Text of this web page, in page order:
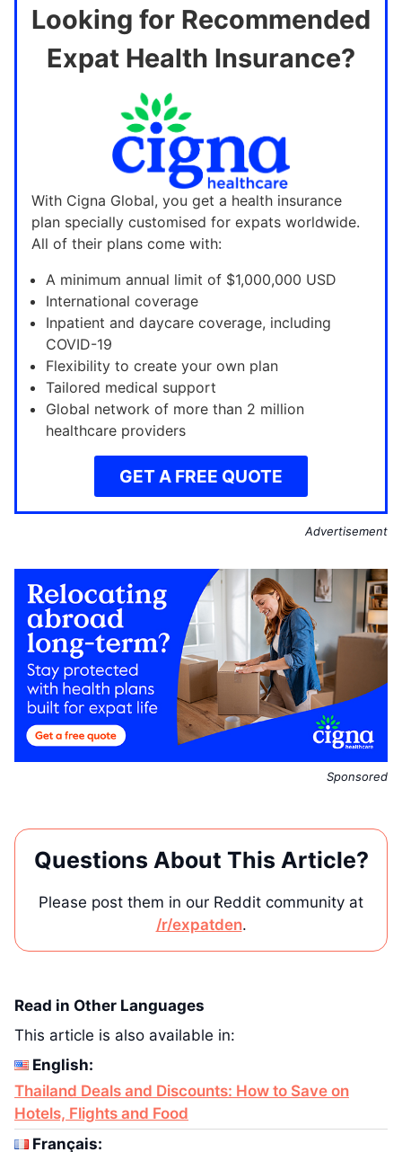
Looking for Recommended
Expat Health Insurance?
With Cigna Global, you get a health insurance
plan specially customised for expats worldwide.
All of their plans come with:
A minimum annual limit of $1,000,000 USD
International coverage
Inpatient and daycare coverage, including
COVID-19
Flexibility to create your own plan
Tailored medical support
Global network of more than 2 million
healthcare providers
GET A FREE QUOTE
Advertisement
Sponsored
Questions About This Article?
Please post them in our Reddit community at
/r/expatden.
Read in Other Languages
This article is also available in:
English:
Thailand Deals and Discounts: How to Save on
Hotels, Flights and Food
Français: